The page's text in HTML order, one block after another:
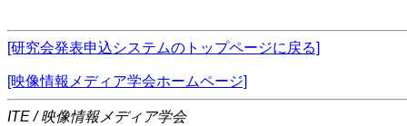
[研究会発表申込システムのトップページに戻る]
[映像情報メディア学会ホームページ]
ITE / 映像情報メディア学会